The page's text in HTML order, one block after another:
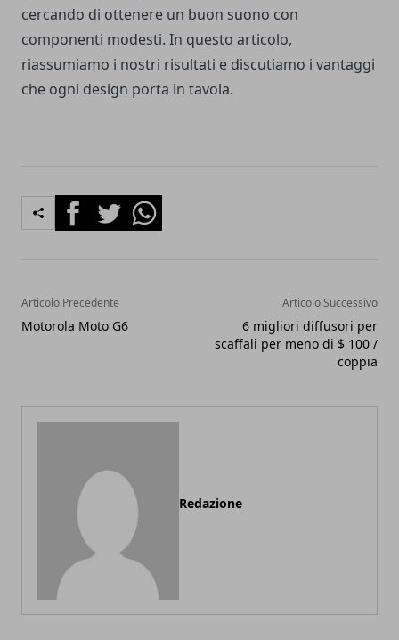
cercando di ottenere un buon suono con
componenti modesti. In questo articolo,
riassumiamo i nostri risultati e discutiamo i vantaggi
che ogni design porta in tavola.
FacebookTwitterWhatsapp
Articolo Precedente
Motorola Moto G6
Articolo Successivo
6 migliori diffusori per
scaffali per meno di $ 100 /
coppia
Redazione